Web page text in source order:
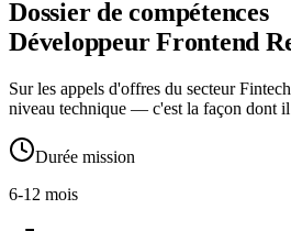
Dossier de compétences
Développeur Frontend
Sur les appels d'offres du secteur
niveau technique — c'est la façon dont il
Durée mission
6-12 mois